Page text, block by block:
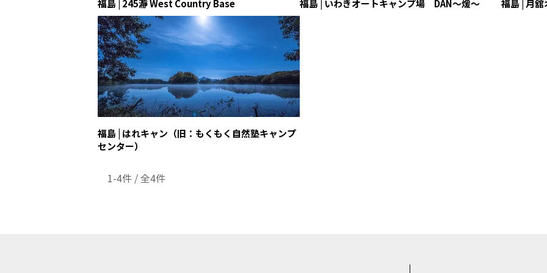
福島 | 245瀞 West Country Base 福島 | いわきオートキャンプ場 DAN～煖～ 福島 | 月
福島 | はれキャン（旧：もくもく自然塾キャンプ
センター）
1-4件 / 全4件